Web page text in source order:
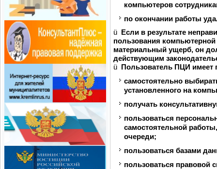
компьютеров
по окончании работы
ü Если в результате
пользования
материальный ущерб, он
действующим
ü Пользователь ПЦИ имеет
самостоятельно
установленного на
получать
пользоваться
самостоятельной
очереди;
пользоваться базами
пользоваться правовой